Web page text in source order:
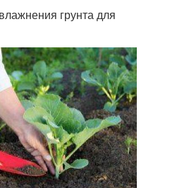
грунта для